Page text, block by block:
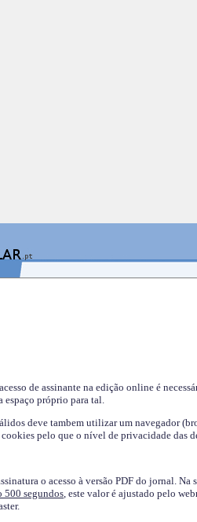
de assinante na edição online é
espaço próprio para tal.
deve tambem utilizar um navegador
pelo que o nível de privacidade das
o acesso à versão PDF do jornal. Na
500 segundos, este valor é ajustado pelo